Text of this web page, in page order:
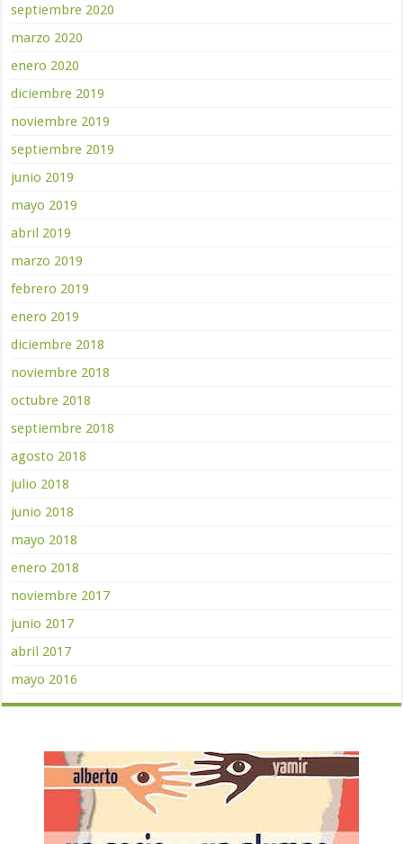
septiembre 2020
marzo 2020
enero 2020
diciembre 2019
noviembre 2019
septiembre 2019
junio 2019
mayo 2019
abril 2019
marzo 2019
febrero 2019
enero 2019
diciembre 2018
noviembre 2018
octubre 2018
septiembre 2018
agosto 2018
julio 2018
junio 2018
mayo 2018
enero 2018
noviembre 2017
junio 2017
abril 2017
mayo 2016